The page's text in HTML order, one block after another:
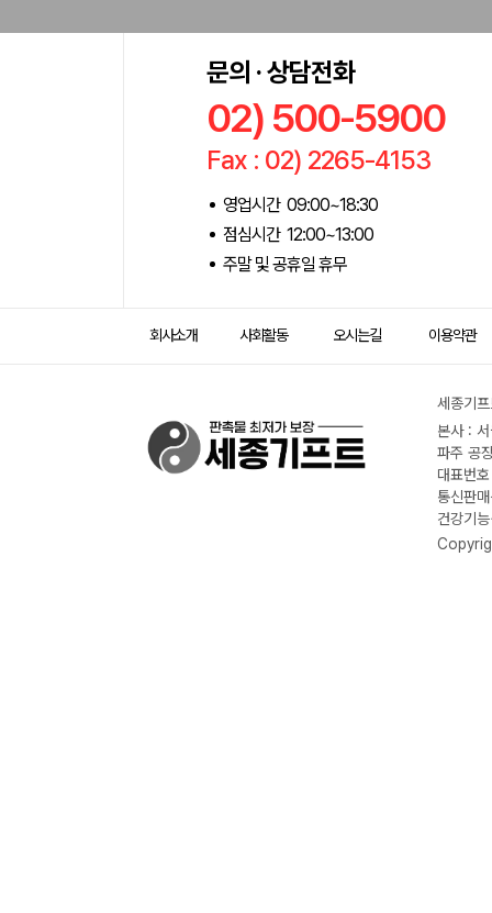
문의 · 상담전화
02) 500-5900
Fax : 02) 2265-4153
영업시간 09:00~18:30
점심시간 12:00~13:00
주말 및 공휴일 휴무
회사소개 사회활동 오시는길 이용약관
세종기
본사 :
파주 공
대표번
통신판
건강기